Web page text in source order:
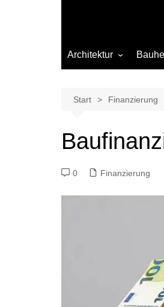
Architektur
Start Finanzierung
0 Finanzierung